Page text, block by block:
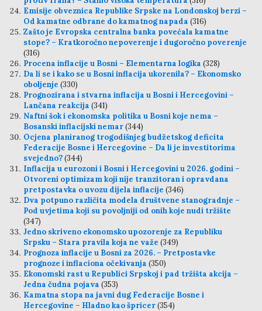
Emisije obveznica Republike Srpske na Londonskoj berzi –
Od kamatne odbrane do kamatnog napada (316)
Zašto je Evropska centralna banka povećala kamatne
stope? – Kratkoročno nepoverenje i dugoročno poverenje
(316)
Procena inflacije u Bosni – Elementarna logika (328)
Da li se i kako se u Bosni inflacija ukorenila? – Ekonomsko
oboljenje (330)
Prognozirana i stvarna inflacija u Bosni i Hercegovini –
Lančana reakcija (341)
Naftni šok i ekonomska politika u Bosni koje nema –
Bosanski inflacijski nemar(344)
Ocjena planiranog trogodišnjeg budžetskog deficita
Federacije Bosne i Hercegovine – Da li je investitorima
svejedno?(344)
Inflacija u eurozoni i Bosni i Hercegovini u 2026. godini –
Otvoreni optimizam koji nije tranzitoran i opravdana
pretpostavka o uvozu dijela inflacije (346)
Dva potpuno različita modela društvene stanogradnje –
Pod uvjetima koji su povoljniji od onih koje nudi tržište
(347)
Jedno skriveno ekonomsko upozorenje za Republiku
Srpsku – Stara pravila koja ne važe (349)
Prognoza inflacije u Bosni za 2026. – Pretpostavke
prognoze i inflaciona očekivanja (350)
Ekonomski rast u Republici Srpskoj i pad tržišta akcija –
Jedna čudna pojava (353)
Kamatna stopa na javni dug Federacije Bosne i
Hercegovine – Hladno kao špricer(354)